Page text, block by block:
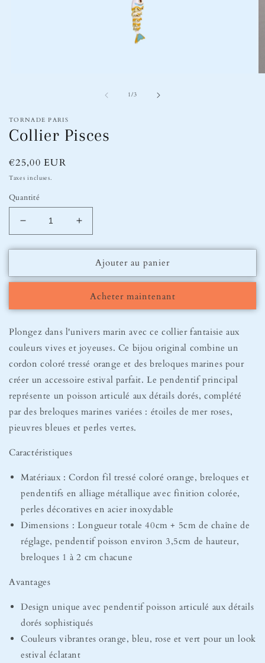
une
fenêtre
modale
1/de
3
TORNADE PARIS
Collier Pisces
Prix
habituel
€25,00 EUR
Taxes incluses.
Quantité
Réduire
la
quantité
Collier
Augmenter
la
quantité
Collier
Ajouter au panier
Acheter maintenant
Plongez dans l'univers marin avec ce collier fantaisie aux
couleurs vives et joyeuses. Ce bijou original combine un
cordon coloré tressé orange et des breloques marines pour
créer un accessoire estival parfait. Le pendentif principal
représente un poisson articulé aux détails dorés, complété
par des breloques marines variées : étoiles de mer roses,
pieuvres bleues et perles vertes.
Caractéristiques
Matériaux : Cordon fil tressé coloré orange, breloques et
pendentifs en alliage métallique avec finition colorée,
perles décoratives en acier inoxydable
Dimensions : Longueur totale 40cm + 5cm de chaîne de
réglage, pendentif poisson environ 3,5cm de hauteur,
breloques 1 à 2 cm chacune
Avantages
Design unique avec pendentif poisson articulé aux détails
dorés sophistiqués
Couleurs vibrantes orange, bleu, rose et vert pour un look
estival éclatant